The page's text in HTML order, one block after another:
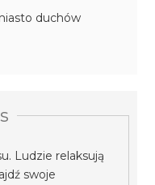
duchów
Ludzie relaksują
swoje